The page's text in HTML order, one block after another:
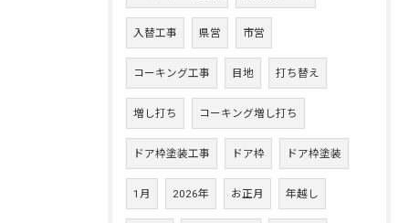
入替工事 県営 市営
コーキング工事 目地 打ち替え
増し打ち コーキング増し打ち
ドア枠塗装工事 ドア枠 ドア枠塗装
1月 2026年 お正月 年越し